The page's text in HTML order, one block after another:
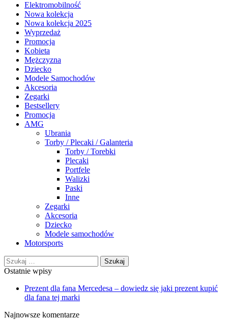
Elektromobilność
Nowa kolekcja
Nowa kolekcja 2025
Wyprzedaż
Promocja
Kobieta
Mężczyzna
Dziecko
Modele Samochodów
Akcesoria
Zegarki
Bestsellery
Promocja
AMG
Ubrania
Torby / Plecaki / Galanteria
Torby / Torebki
Plecaki
Portfele
Walizki
Paski
Inne
Zegarki
Akcesoria
Dziecko
Modele samochodów
Motorsports
Szukaj:
Ostatnie wpisy
Prezent dla fana Mercedesa – dowiedz się jaki prezent kupić
dla fana tej marki
Najnowsze komentarze